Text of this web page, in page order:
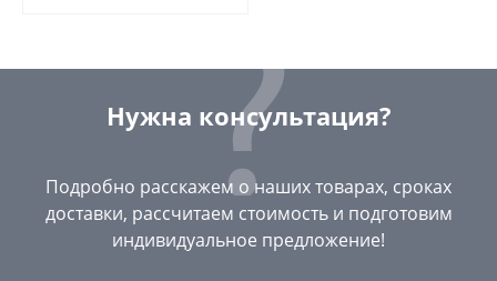
Нужна консультация?
Подробно расскажем о наших товарах, сроках
доставки, рассчитаем стоимость и подготовим
индивидуальное предложение!